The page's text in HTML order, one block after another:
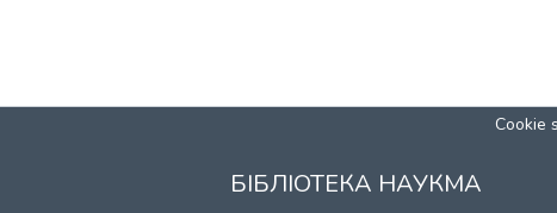
Cookie
БІБЛІОТЕКА НАУКМА